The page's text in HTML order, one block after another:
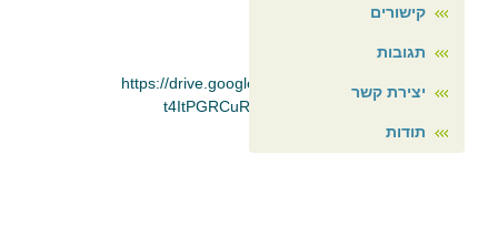
הצחורה, תביא בשורה.
https://drive.google.com/file/d/1-Oz_oJYTdu-a4-
t4ItPGRCuRqJxD5wzc/view?usp=drivesdk
קישורים
תגובות
יצירת קשר
תודות